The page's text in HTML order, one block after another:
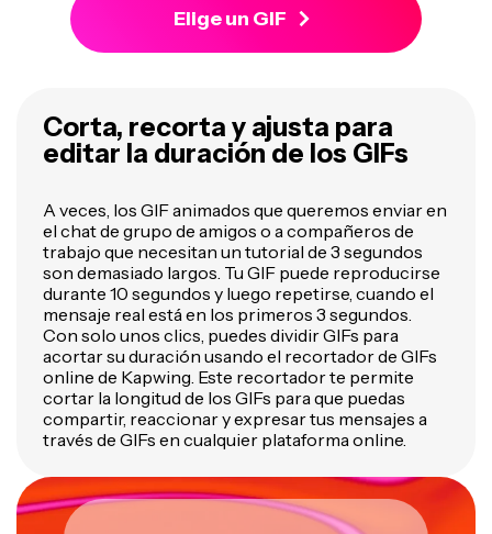
Elige un GIF
Corta, recorta y ajusta para
editar la duración de los GIFs
A veces, los GIF animados que queremos enviar en
el chat de grupo de amigos o a compañeros de
trabajo que necesitan un tutorial de 3 segundos
son demasiado largos. Tu GIF puede reproducirse
durante 10 segundos y luego repetirse, cuando el
mensaje real está en los primeros 3 segundos.
Con solo unos clics, puedes dividir GIFs para
acortar su duración usando el recortador de GIFs
online de Kapwing. Este recortador te permite
cortar la longitud de los GIFs para que puedas
compartir, reaccionar y expresar tus mensajes a
través de GIFs en cualquier plataforma online.